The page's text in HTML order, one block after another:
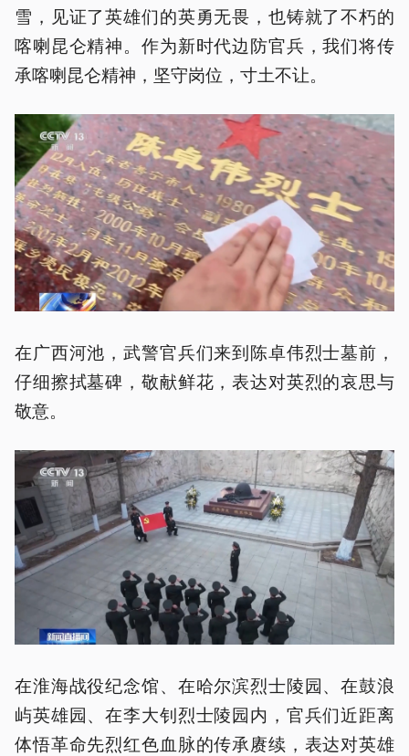
雪，见证了英雄们的英勇无畏，也铸就了不朽的
喀喇昆仑精神。作为新时代边防官兵，我们将传
承喀喇昆仑精神，坚守岗位，寸土不让。
在广西河池，武警官兵们来到陈卓伟烈士墓前，
仔细擦拭墓碑，敬献鲜花，表达对英烈的哀思与
敬意。
在淮海战役纪念馆、在哈尔滨烈士陵园、在鼓浪
屿英雄园、在李大钊烈士陵园内，官兵们近距离
体悟革命先烈红色血脉的传承赓续，表达对英雄